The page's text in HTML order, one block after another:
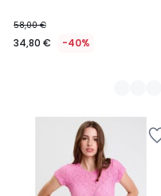
58,00 €
34,80 € -40%